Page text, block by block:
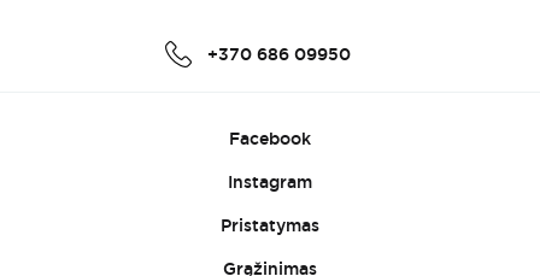
+370 686 09950
Facebook
Instagram
Pristatymas
Grąžinimas